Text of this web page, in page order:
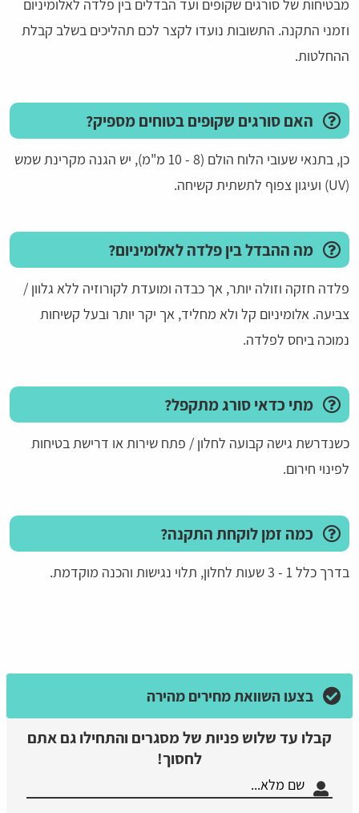
מבטיחות של סורגים שקופים ועד הבדלים בין פלדה לאלומיניום
וזמני התקנה. התשובות נועדו לקצר לכם תהליכים בשלב קבלת
ההחלטות.
האם סורגים שקופים בטוחים מספיק?
כן, בתנאי שעובי הלוח הולם (8 - 10 מ"מ), יש הגנה מקרינת שמש
(UV) ועיגון צפוף לתשתית קשיחה.
מה ההבדל בין פלדה לאלומיניום?
פלדה חזקה וזולה יותר, אך כבדה ומועדת לקורוזיה ללא גלוון /
צביעה. אלומיניום קל ולא מחליד, אך יקר יותר ובעל קשיחות
נמוכה ביחס לפלדה.
מתי כדאי סורג מתקפל?
כשנדרשת גישה קבועה לחלון / פתח שירות או דרישת בטיחות
לפינוי חירום.
כמה זמן לוקחת התקנה?
בדרך כלל 1 - 3 שעות לחלון, תלוי נגישות והכנה מוקדמת.
בצעו השוואת מחירים מהירה
קבלו עד שלוש פניות של מסגרים והתחילו גם אתם
לחסוך!